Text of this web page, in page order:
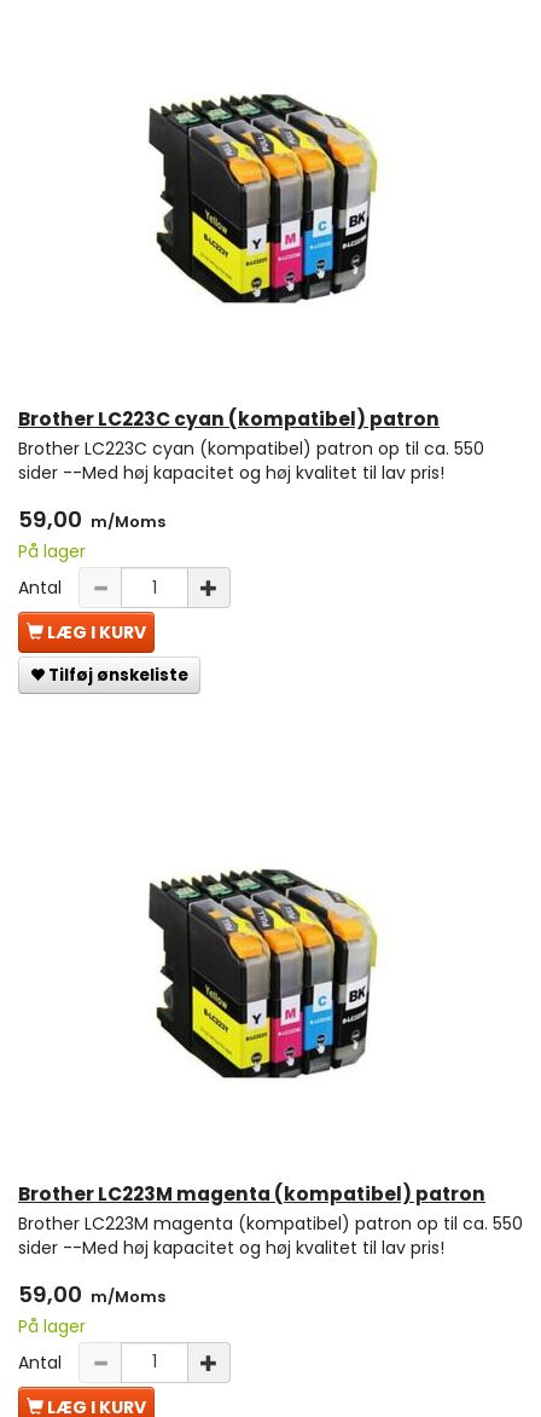
Brother LC223C cyan (kompatibel) patron
Brother LC223C cyan (kompatibel) patron op til ca. 550
sider --Med høj kapacitet og høj kvalitet til lav pris!
59,00 m/Moms
På lager
Antal
LÆG I KURV
Tilføj ønskeliste
Brother LC223M magenta (kompatibel) patron
Brother LC223M magenta (kompatibel) patron op til ca. 550
sider --Med høj kapacitet og høj kvalitet til lav pris!
59,00 m/Moms
På lager
Antal
LÆG I KURV